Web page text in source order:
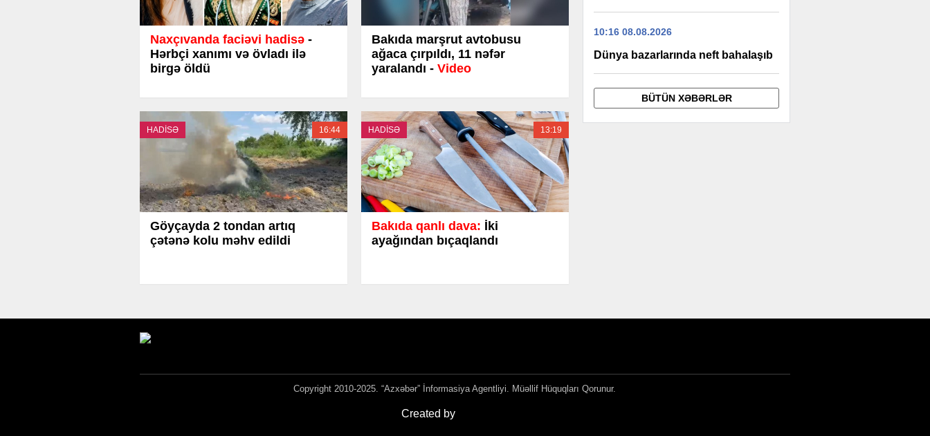
Naxçıvanda faciəvi hadisə -
Hərbçi xanımı və övladı ilə
birgə öldü
Bakıda marşrut avtobusu
ağaca çırpıldı, 11 nəfər
yaralandı - Video
HADİSƏ 16:44
Göyçayda 2 tondan artıq
çətənə kolu məhv edildi
HADİSƏ 13:19
Bakıda qanlı dava: İki
ayağından bıçaqlandı
10:16 08.08.2026
Dünya bazarlarında neft bahalaşıb
BÜTÜN XƏBƏRLƏR
Copyright 2010-2025. “Azxəbər” İnformasiya Agentliyi. Müəllif Hüquqları Qorunur.
Created by